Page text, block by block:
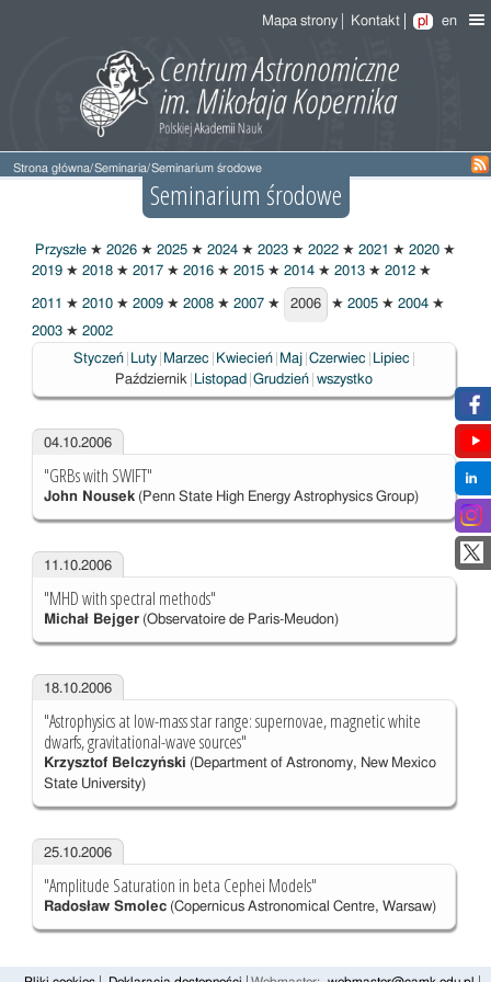
Mapa strony Kontakt pl en
Strona główna/Seminaria/Seminarium środowe
Seminarium środowe
Przyszłe ★ 2026 ★ 2025 ★ 2024 ★ 2023 ★ 2022 ★ 2021 ★ 2020 ★
2019 ★ 2018 ★ 2017 ★ 2016 ★ 2015 ★ 2014 ★ 2013 ★ 2012 ★
2011 ★ 2010 ★ 2009 ★ 2008 ★ 2007 ★
2006
2006 ★ 2005 ★ 2004 ★
2003 ★ 2002
Styczeń
Luty Marzec Kwiecień Maj Czerwiec Lipiec
Październik
Listopad Grudzień wszystko
04.10.2006
"GRBs with SWIFT"
John Nousek(Penn State High Energy Astrophysics Group)
11.10.2006
"MHD with spectral methods"
Michał Bejger(Observatoire de Paris-Meudon)
18.10.2006
"Astrophysics at low-mass star range: supernovae, magnetic white
dwarfs, gravitational-wave sources"
Krzysztof Belczyński (Department of Astronomy, New Mexico
State University)
25.10.2006
"Amplitude Saturation in beta Cephei Models"
Radosław Smolec(Copernicus Astronomical Centre, Warsaw)